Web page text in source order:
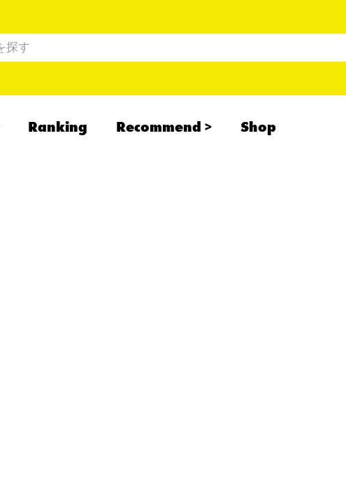
Ranking Recommend Shop